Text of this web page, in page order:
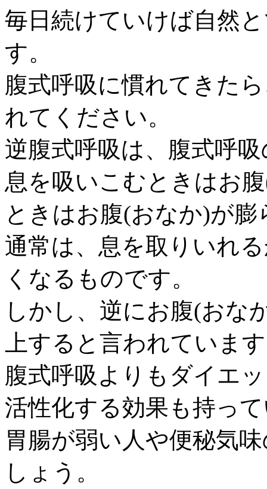
毎日続けていけば自然
す。
腹式呼吸に慣れてきた
れてください。
逆腹式呼吸は、腹式呼
息を吸いこむときはお
ときはお腹(おなか)が
通常は、息を取りいれ
くなるものです。
しかし、逆にお腹(おな
上すると言われていま
腹式呼吸よりもダイエ
活性化する効果も持っ
胃腸が弱い人や便秘気
しょう。